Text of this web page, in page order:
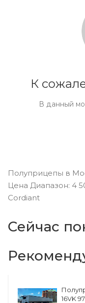
К
В данный
Полуприцепы в
Цена Диапазон: 4
Cordiant
Сейчас
16VK